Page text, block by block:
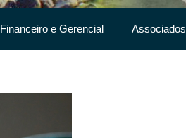
Financeiro e Gerencial Associados